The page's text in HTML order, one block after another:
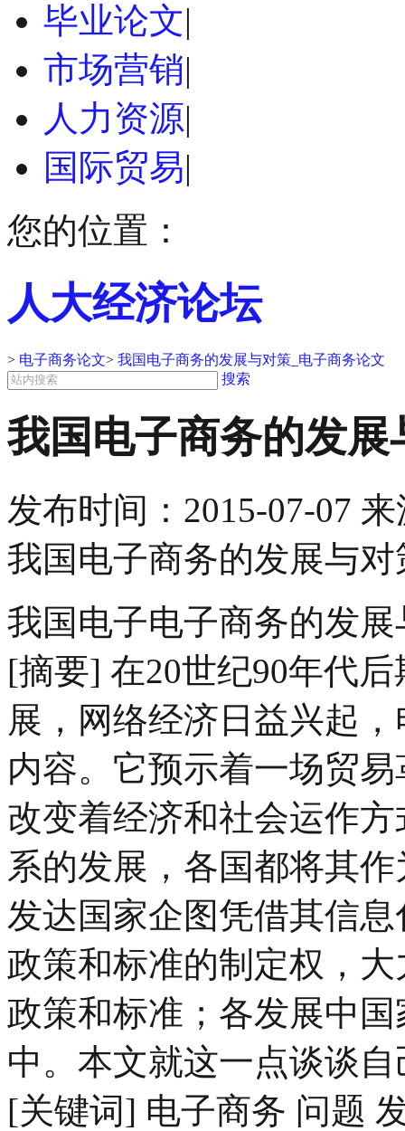
毕业论文|
市场营销|
人力资源|
国际贸易|
您的位置：
人大经济论坛
> 电子商务论文> 我国电子商务的发展与对策_电子商务论文
搜索
我国电子商务的发
发布时间： 2015-07-07 来
我国电子商务的发展与
我国电子电子商务的发展
[摘要] 在20世纪90年代
展，网络经济日益兴起
内容。它预示着一场贸
改变着经济和社会运作
系的发展，各国都将其
发达国家企图凭借其信
政策和标准的制定权，
政策和标准；各发展中
中。本文就这一点谈谈
[关键词] 电子商务 问题